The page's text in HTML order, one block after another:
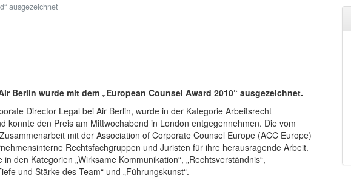
ausgezeichnet
Berlin wurde mit dem „European Counsel Award 2010“ ausgezeichnet.
Director Legal bei Air Berlin, wurde in der Kategorie Arbeitsrecht
konnte den Preis am Mittwochabend in London entgegennehmen. Die vom
mit der Association of Corporate Counsel Europe (ACC Europe)
Rechtsfachgruppen und Juristen für ihre herausragende Arbeit.
den Kategorien „Wirksame Kommunikation“, „Rechtsverständnis“,
und Stärke des Team“ und „Führungskunst“.